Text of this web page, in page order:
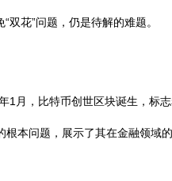
花”问题，仍是待解的难题。
1月，比特币创世区块诞生，标
本问题，展示了其在金融领域的